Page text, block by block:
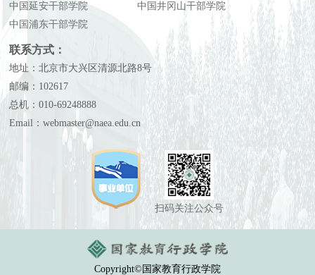
中国延安干部学院
中国井冈山干部学院
中国浦东干部学院
联系方式：
地址：北京市大兴区清源北路8号
邮编：102617
总机：010-69248888
Email：webmaster@naea.edu.cn
扫码关注公众号
Copyright©国家教育行政学院